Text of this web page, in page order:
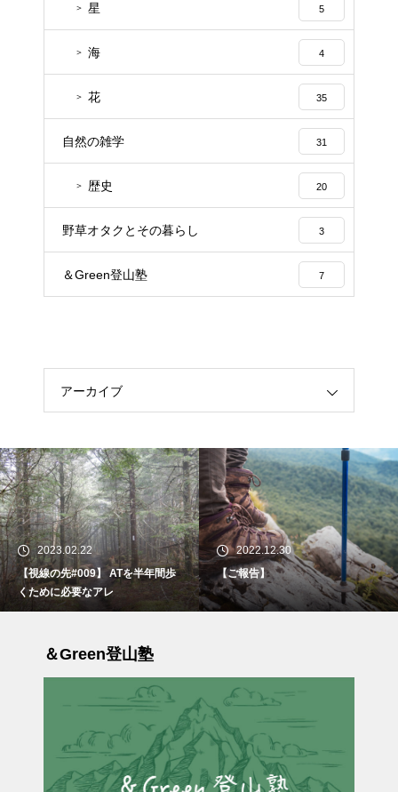
星 5
海 4
花 35
自然の雑学 31
歴史 20
野草オタクとその暮らし 3
＆Green登山塾 7
アーカイブ
2023.02.22
【視線の先#009】 ATを半年間歩
くために必要なアレ
2022.12.30
【ご報告】
＆Green登山塾